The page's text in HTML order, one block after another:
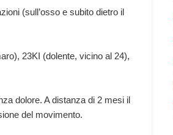
(sull’osso e subito dietro il
23KI (dolente, vicino al 24),
dolore. A distanza di 2 mesi il
del movimento.